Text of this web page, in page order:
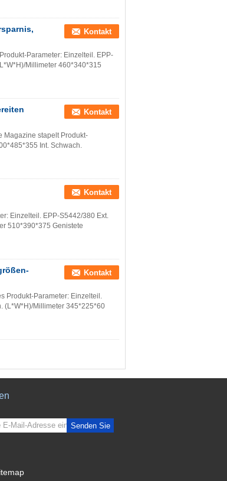
Kontakt
Parameter: Einzelteil. EPP-
Millimeter 460*340*315
Kontakt
Magazine stapelt Produkt-
Int. Schwach.
Kontakt
Einzelteil. EPP-S5442/380 Ext.
510*390*375 Genistete
Kontakt
Produkt-Parameter: Einzelteil.
(L*W*H)/Millimeter 345*225*60
Senden Sie